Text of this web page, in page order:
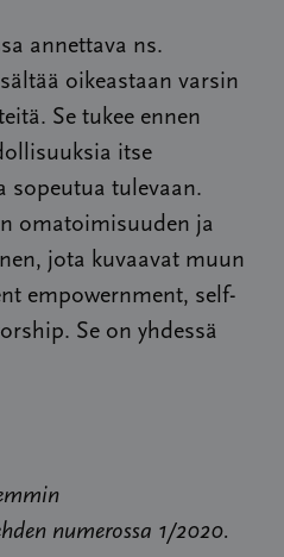
annettava ns.
oikeastaan varsin
Se tukee ennen
itse
sopeutua tulevaan.
omatoimisuuden ja
jota kuvaavat muun
empowernment, self-
Se on yhdessä
numerossa 1/2020.